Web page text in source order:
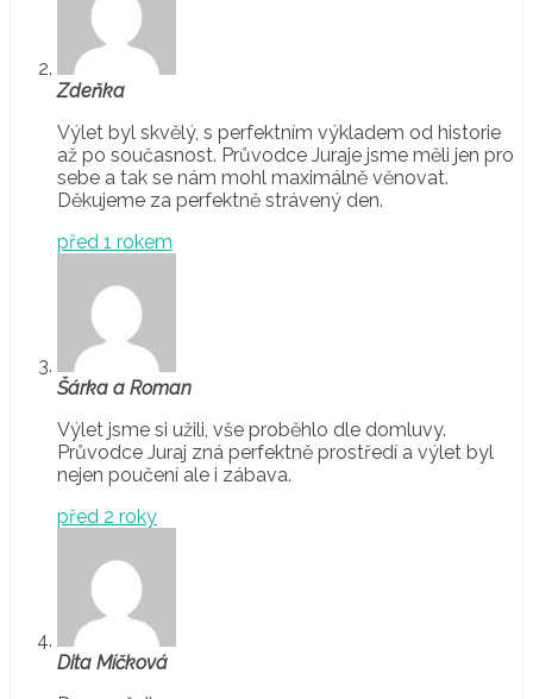
Zdeňka
Výlet byl skvělý, s perfektním výkladem od historie
až po současnost. Průvodce Juraje jsme měli jen pro
sebe a tak se nám mohl maximálně věnovat.
Děkujeme za perfektně strávený den.
před 1 rokem
Šárka a Roman
Výlet jsme si užili, vše proběhlo dle domluvy.
Průvodce Juraj zná perfektně prostředí a výlet byl
nejen poučení ale i zábava.
před 2 roky
Dita Míčková